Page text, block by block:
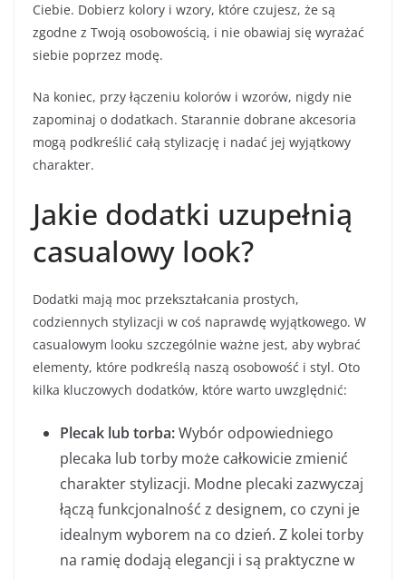
Ciebie. Dobierz kolory i wzory, które czujesz, że są
zgodne z Twoją osobowością, i nie obawiaj się wyrażać
siebie poprzez modę.
Na koniec, przy łączeniu kolorów i wzorów, nigdy nie
zapominaj o dodatkach. Starannie dobrane akcesoria
mogą podkreślić całą stylizację i nadać jej wyjątkowy
charakter.
Jakie dodatki uzupełnią
casualowy look?
Dodatki mają moc przekształcania prostych,
codziennych stylizacji w coś naprawdę wyjątkowego. W
casualowym looku szczególnie ważne jest, aby wybrać
elementy, które podkreślą naszą osobowość i styl. Oto
kilka kluczowych dodatków, które warto uwzględnić:
Plecak lub torba:Wybór odpowiedniego
plecaka lub torby może całkowicie zmienić
charakter stylizacji. Modne plecaki zazwyczaj
łączą funkcjonalność z designem, co czyni je
idealnym wyborem na co dzień. Z kolei torby
na ramię dodają elegancji i są praktyczne w